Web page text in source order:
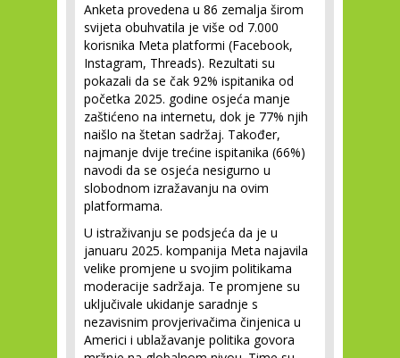
Anketa provedena u 86 zemalja širom
svijeta obuhvatila je više od 7.000
korisnika Meta platformi (Facebook,
Instagram, Threads). Rezultati su
pokazali da se čak 92% ispitanika od
početka 2025. godine osjeća manje
zaštićeno na internetu, dok je 77% njih
naišlo na štetan sadržaj. Također,
najmanje dvije trećine ispitanika (66%)
navodi da se osjeća nesigurno u
slobodnom izražavanju na ovim
platformama.
U istraživanju se podsjeća da je u
januaru 2025. kompanija Meta najavila
velike promjene u svojim politikama
moderacije sadržaja. Te promjene su
uključivale ukidanje saradnje s
nezavisnim provjerivačima činjenica u
Americi i ublažavanje politika govora